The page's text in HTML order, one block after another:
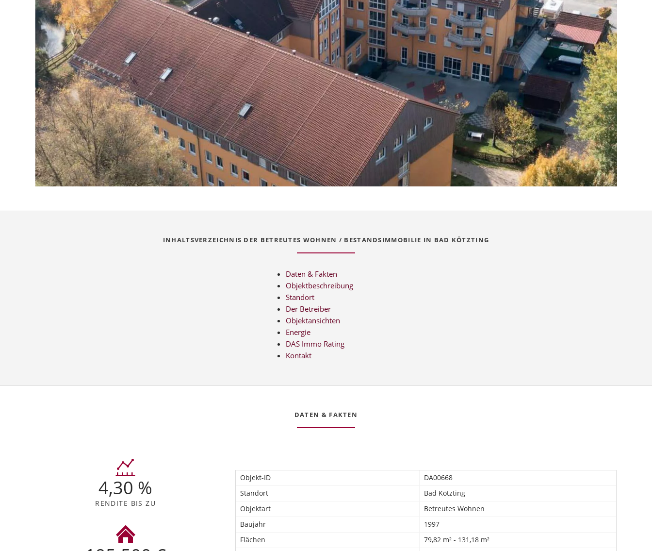
INHALTSVERZEICHNIS DER BETREUTES WOHNEN / BESTANDSIMMOBILIE IN BAD KÖTZTING
Daten & Fakten
Objektbeschreibung
Standort
Der Betreiber
Objektansichten
Energie
DAS Immo Rating
Kontakt
DATEN & FAKTEN
4,30 %
RENDITE BIS ZU
Objekt-ID
DA00668
Standort
Bad Kötzting
Objektart
Betreutes Wohnen
Baujahr
1997
Flächen
79,82 m² - 131,18 m²